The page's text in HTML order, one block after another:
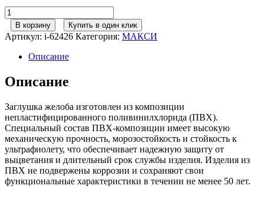
Количество
товара
152/100
ТН
МАКСИ
Заглушка
желоба
RAL
снежно-
белый
В корзину Купить в один клик
Артикул: i-62426 Категория: МАКСИ
Описание
Описание
Заглушка желоба изготовлен из композиции
непластифицированного поливинилхлорида (ПВХ).
Специальный состав ПВХ-композиции имеет высокую
механическую прочность, морозостойкость и стойкость к
ультрафиолету, что обеспечивает надежную защиту от
выцветания и длительный срок службы изделия. Изделия из
ПВХ не подвержены коррозии и сохраняют свои
функциональные характеристики в течении не менее 50 лет.